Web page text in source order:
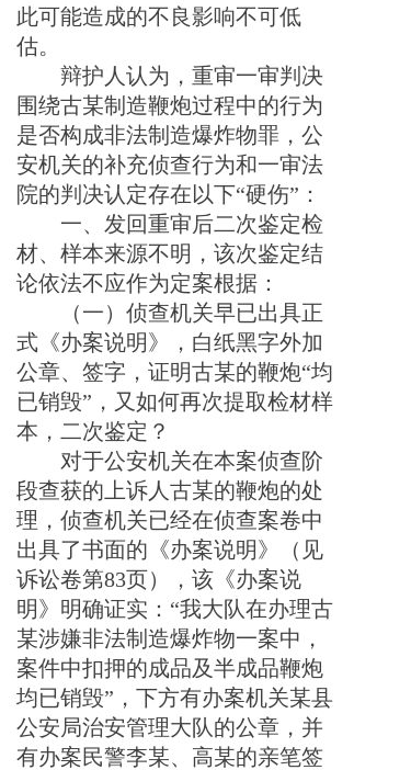
此可能造成的不良影响不可低
估。
辩护人认为，重审一审判决
围绕古某制造鞭炮过程中的行为
是否构成非法制造爆炸物罪，公
安机关的补充侦查行为和一审法
院的判决认定存在以下“硬伤” ：
一、 发回重审后二次鉴定检
材、样本来源不明 ， 该次鉴定结
论依法不应作为定案根据：
（一） 侦查机关早已出具正
式《办案说明》，白纸黑字外加
公章、签字，证明古某的鞭炮“均
已销毁”，又如何再次提取检材样
本，二次鉴定？
对于公安机关在本案侦查阶
段查获的上诉人古某的鞭炮的处
理 ， 侦查机关已经在侦查案卷中
出具了书面的《办案说明》（见
诉讼卷第83页），该《办案说
明》明确证实：“我大队在办理古
某涉嫌非法制造爆炸物一案中，
案件中扣押的成品及半成品鞭炮
均已销毁” ，下方有办案机关某县
公安局治安管理大队的公章，并
有办案民警李某、 高某的亲笔签